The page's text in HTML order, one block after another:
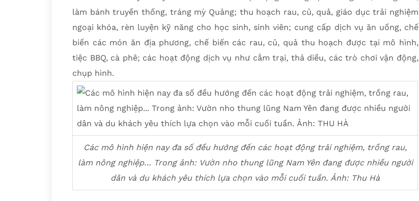
làm bánh truyền thống, tráng mỳ Quảng; thu hoạch rau, củ, quả, giáo dục trải nghiệm
ngoại khóa, rèn luyện kỹ năng cho học sinh, sinh viên; cung cấp dịch vụ ăn uống, chế
biến các món ăn địa phương, chế biến các rau, củ, quả thu hoạch được tại mô hình,
tiệc BBQ, cà phê; các hoạt động dịch vụ như cắm trại, thả diều, các trò chơi vận động,
chụp hình.
Các mô hình hiện nay đa số đều hướng đến các hoạt động trải nghiệm, trồng rau,
làm nông nghiệp… Trong ảnh: Vườn nho thung lũng Nam Yên đang được nhiều người
dân và du khách yêu thích lựa chọn vào mỗi cuối tuần. Ảnh: Thu Hà